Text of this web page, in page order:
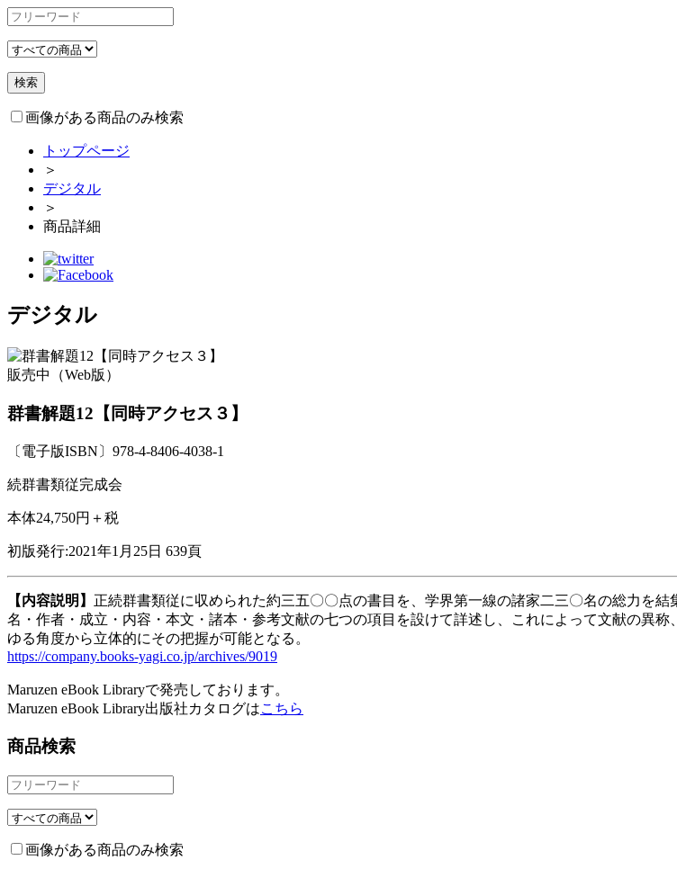
画像がある商品のみ検索
トップページ
＞
デジタル
＞
商品詳細
デジタル
販売中（Web版）
群書解題12【同時アクセス３】
〔電子版ISBN〕978-4-8406-4038-1
続群書類従完成会
本体24,750円＋税
初版発行:2021年1月25日 639頁
【内容説明】 正続群書類従に収められた約三五〇〇点の書目を、学界第一線の諸家二三〇名の総力を
名・作者・成立・内容・本文・諸本・参考文献の七つの項目を設けて詳述し、これによって文献の異
ゆる角度から立体的にその把握が可能となる。
https://company.books-yagi.co.jp/archives/9019
Maruzen eBook Libraryで発売しております。
Maruzen eBook Library出版社カタログはこちら
商品検索
画像がある商品のみ検索